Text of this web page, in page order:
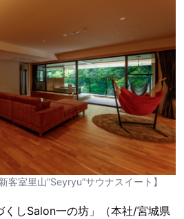
客室里山”Seyryu”サウナスイート】
しSalon一の坊」（本社/宮城県